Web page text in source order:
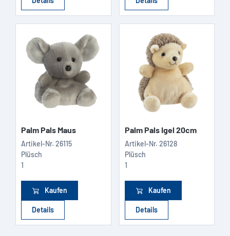
Palm Pals Maus
Artikel-Nr. 26115
Plüsch
1
Kaufen
Details
Palm Pals Igel 20cm
Artikel-Nr. 26128
Plüsch
1
Kaufen
Details